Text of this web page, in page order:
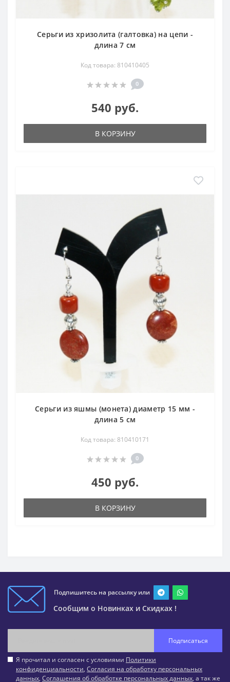
Серьги из хризолита (галтовка) на цепи -
длина 7 см
Код товара: 810410405
0
540 руб.
В КОРЗИНУ
Серьги из яшмы (монета) диаметр 15 мм -
длина 5 см
Код товара: 810410171
0
450 руб.
В КОРЗИНУ
Подпишитесь на рассылку или
Сообщим о Новинках и Скидках !
Подписаться
Я прочитал и согласен с условиями Политики
конфиденциальности, Согласия на обработку персональных
данных, Соглашения об обработке персональных данных, а так же